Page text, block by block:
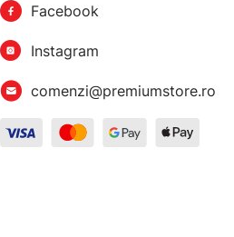
Facebook
Instagram
comenzi@premiumstore.ro